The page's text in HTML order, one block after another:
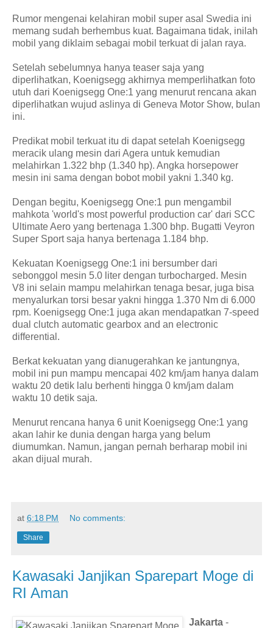
Rumor mengenai kelahiran mobil super asal Swedia ini
memang sudah berhembus kuat. Bagaimana tidak, inilah
mobil yang diklaim sebagai mobil terkuat di jalan raya.
Setelah sebelumnya hanya teaser saja yang
diperlihatkan, Koenigsegg akhirnya memperlihatkan foto
utuh dari Koenigsegg One:1 yang menurut rencana akan
diperlihatkan wujud aslinya di Geneva Motor Show, bulan
ini.
Predikat mobil terkuat itu di dapat setelah Koenigsegg
meracik ulang mesin dari Agera untuk kemudian
melahirkan 1.322 bhp (1.340 hp). Angka horsepower
mesin ini sama dengan bobot mobil yakni 1.340 kg.
Dengan begitu, Koenigsegg One:1 pun mengambil
mahkota 'world's most powerful production car' dari SCC
Ultimate Aero yang bertenaga 1.300 bhp. Bugatti Veyron
Super Sport saja hanya bertenaga 1.184 bhp.
Kekuatan Koenigsegg One:1 ini bersumber dari
sebonggol mesin 5.0 liter dengan turbocharged. Mesin
V8 ini selain mampu melahirkan tenaga besar, juga bisa
menyalurkan torsi besar yakni hingga 1.370 Nm di 6.000
rpm. Koenigsegg One:1 juga akan mendapatkan 7-speed
dual clutch automatic gearbox and an electronic
differential.
Berkat kekuatan yang dianugerahkan ke jantungnya,
mobil ini pun mampu mencapai 402 km/jam hanya dalam
waktu 20 detik lalu berhenti hingga 0 km/jam dalam
waktu 10 detik saja.
Menurut rencana hanya 6 unit Koenigsegg One:1 yang
akan lahir ke dunia dengan harga yang belum
diumumkan. Namun, jangan pernah berharap mobil ini
akan dijual murah.
at 6:18 PM No comments:
Share
Kawasaki Janjikan Sparepart Moge di
RI Aman
Jakarta -